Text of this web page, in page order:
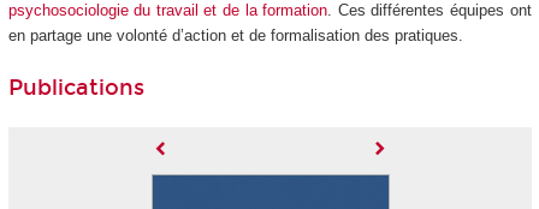
psychosociologie du travail et de la formation. Ces différentes équipes ont
en partage une volonté d’action et de formalisation des pratiques.
Publications